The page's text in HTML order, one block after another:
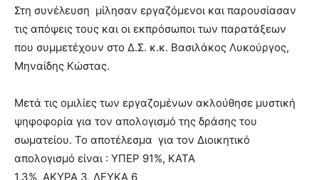
Στη συνέλευση μίλησαν εργαζόμενοι και παρουσίασαν
τις απόψεις τους και οι εκπρόσωποι των παρατάξεων
που συμμετέχουν στο Δ.Σ. κ.κ. Βασιλάκος Λυκούργος,
Μηναίδης Κώστας.
Μετά τις ομιλίες των εργαζομένων ακλούθησε μυστική
ψηφοφορία για τον απολογισμό της δράσης του
σωματείου. Το αποτέλεσμα για τον Διοικητικό
απολογισμό είναι : ΥΠΕΡ 91%, ΚΑΤΑ
1,3%, ΑΚΥΡΑ 3, ΛΕΥΚΑ 6